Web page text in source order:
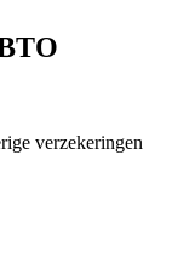
verzekeringen